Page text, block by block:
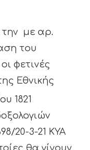
με αρ.
του
φετινές
Εθνικής
1821
20-3-21 ΚΥΑ